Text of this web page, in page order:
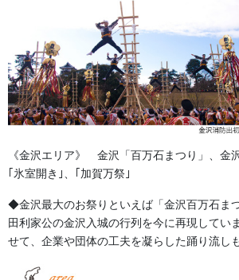
《金沢エリア》 金沢「百万石まつり」、金
｢氷室開き｣、｢加賀万祭｣
◆金沢最大のお祭りといえば「金沢百万石ま
田利家公の金沢入城の行列を今に再現してい
せて、企業や団体の工夫を凝らした踊り流し